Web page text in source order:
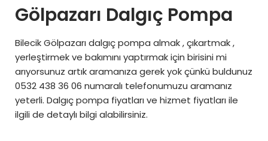
Gölpazarı Dalgıç Pompa
Bilecik Gölpazarı dalgıç pompa almak , çıkartmak ,
yerleştirmek ve bakımını yaptırmak için birisini mi
arıyorsunuz artık aramanıza gerek yok çünkü buldunuz
0532 438 36 06 numaralı telefonumuzu aramanız
yeterli. Dalgıç pompa fiyatları ve hizmet fiyatları ile
ilgili de detaylı bilgi alabilirsiniz.